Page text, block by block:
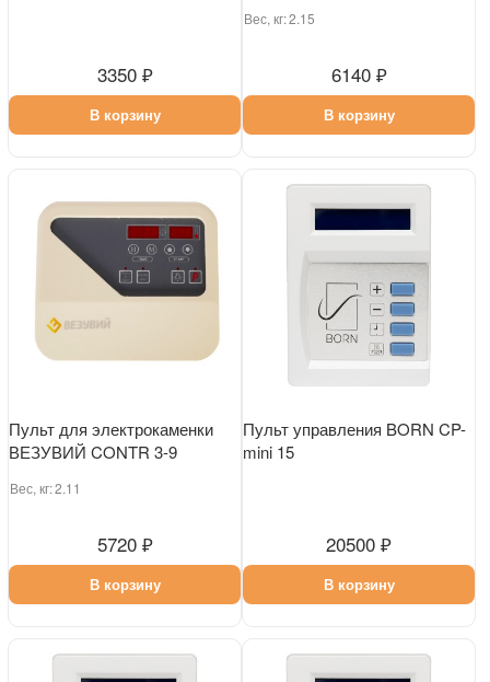
3350 ₽
В корзину
Вес, кг:2.15
6140 ₽
В корзину
Пульт для электрокаменки
ВЕЗУВИЙ CONTR 3-9
Вес, кг:2.11
5720 ₽
В корзину
Пульт управления BORN CP-
mini 15
20500 ₽
В корзину